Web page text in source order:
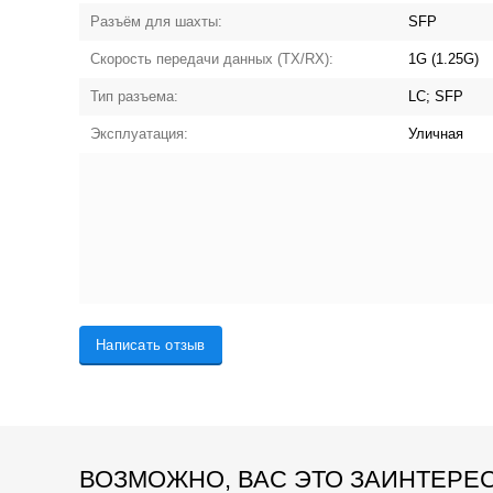
Разъём для шахты: SFP
Скорость передачи данных (TX/RX): 1G (1.25G)
Тип разъема: LC; SFP
Эксплуатация: Уличная
Написать отзыв
ВОЗМОЖНО, ВАС ЭТО